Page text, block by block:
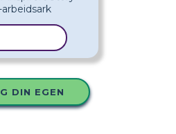
DIN EGEN